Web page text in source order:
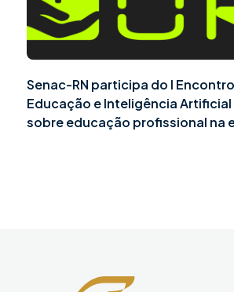
Senac-RN participa do I
Educação e Inteligência
sobre educação profissional na